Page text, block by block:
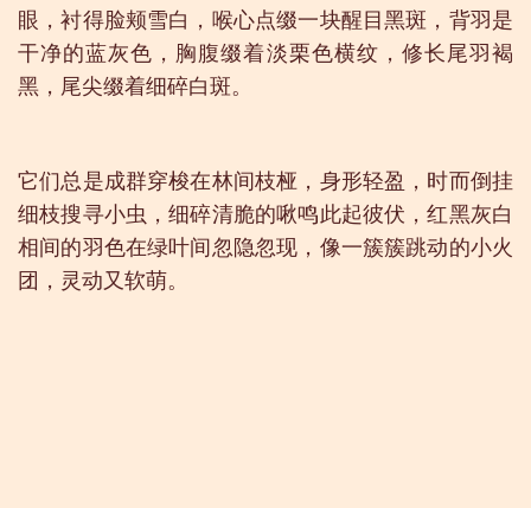
眼，衬得脸颊雪白，喉心点缀一块醒目黑斑，背羽是
干净的蓝灰色，胸腹缀着淡栗色横纹，修长尾羽褐
黑，尾尖缀着细碎白斑。
它们总是成群穿梭在林间枝桠，身形轻盈，时而倒挂
细枝搜寻小虫，细碎清脆的啾鸣此起彼伏，红黑灰白
相间的羽色在绿叶间忽隐忽现，像一簇簇跳动的小火
团，灵动又软萌。